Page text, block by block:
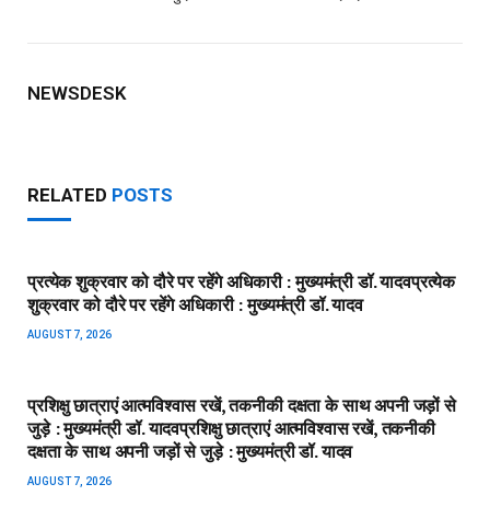
NEWSDESK
RELATED POSTS
प्रत्येक शुक्रवार को दौरे पर रहेंगे अधिकारी : मुख्यमंत्री डॉ. यादव​प्रत्येक
शुक्रवार को दौरे पर रहेंगे अधिकारी : मुख्यमंत्री डॉ. यादव
AUGUST 7, 2026
प्रशिक्षु छात्राएं आत्मविश्वास रखें, तकनीकी दक्षता के साथ अपनी जड़ों से
जुड़े : मुख्यमंत्री डॉ. यादव​प्रशिक्षु छात्राएं आत्मविश्वास रखें, तकनीकी
दक्षता के साथ अपनी जड़ों से जुड़े : मुख्यमंत्री डॉ. यादव
AUGUST 7, 2026